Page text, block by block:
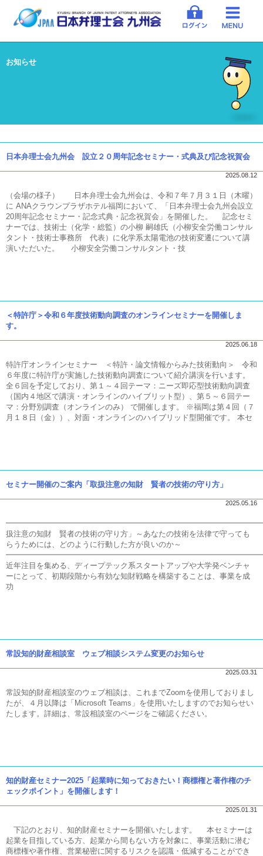
お知らせ
日本弁理士会九州会 設立２０周年記念セミナー・式典及び記念祝賀会
2025.08.12
（会場の様子） 日本弁理士会九州会は、令和７年７月３１日（木曜）
に ANAクラウンプラザホテル福岡において、「日本弁理士会九州会設立
20周年記念セミナー・記念式典・記念祝賀会」を開催した。 記念セミ
ナーでは、技術士（化学・総監）の小柳 嗣雄氏（小柳安全労働コンサル
タント・技術士事務所 代表）に化学系太陽電池の技術変遷について講
演いただいた。 小柳安全労働コンサルタント・技
＜特許庁＞令和６年度技術動向調査のオンラインセミナーを開催しま
す。
2025.06.18
特許庁オンラインセミナー ＜特許・論文情報からみた技術動向＞ 令和
６年度に特許庁が実施した技術動向調査について紹介講演を行います。
全６回を予定しており、第１～４回テーマ：ニーズ即応型技術動向調査
（国内４地区で講演・オンラインのハイブリット型）、第５～６回テー
マ：分野別調査（オンラインのみ） で開催します。 ※福岡は第４回（７
月１８日（金））、対面・オンラインのハイブリッド型開催です。 本セ
セミナー開催のご案内「取扱注意の知財 賢者の技術の守り方」
2025.05.16
扱注意の知財 賢者の技術の守り方」～あなたの技術を法律で守っても
らうためには、どのように行動した方が良いのか～
近年注目を集める、ディープテック系スタートアップや大学発ベンチャ
ーにとって、初期段階から有効な知財戦略を構築することは、事業を成
功
常設知的財産相談室 ウェブ相談システム変更のお知らせ
2025.03.31
常設知的財産相談室のウェブ相談は、これまでZoomを使用しておりまし
たが、４月以降は「Microsoft Teams」を使用いたしますのでお知らせい
たします。詳細は、常設相談室のページをご確認ください。
知的財産セミナー2025「起業時に知っておきたい！商標権と著作権のチ
ェックポイント」を開催します！
2025.01.31
下記のとおり、知的財産セミナーを開催いたします。 本セミナーは
起業を目指している方、起業から間もない方を対象に、事業活動に潜む
商標権や著作権、営業秘密に関するリスクを認識・低減することができ